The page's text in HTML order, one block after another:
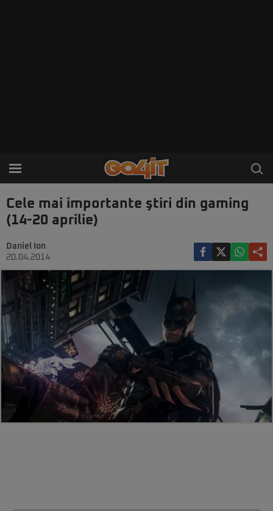
Cele mai importante ştiri din gaming
(14-20 aprilie)
Daniel Ion
20.04.2014